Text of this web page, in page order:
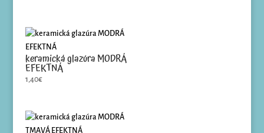
keramická glazúra MODRÁ
EFEKTNÁ
1,40€